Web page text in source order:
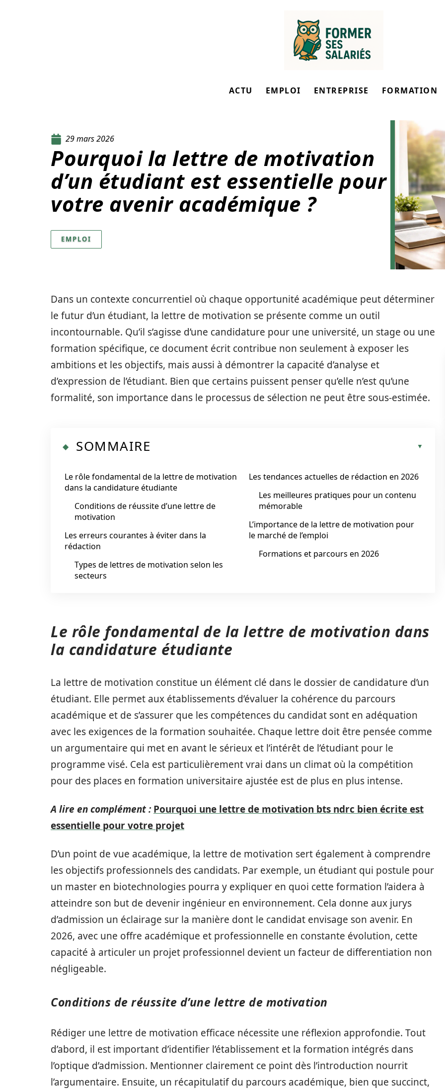
ACTU EMPLOI ENTREPRISE FORMATION
29 mars 2026
Pourquoi la lettre de motivation
d’un étudiant est essentielle pour
votre avenir académique ?
EMPLOI
Dans un contexte concurrentiel où chaque opportunité académique peut déterminer
le futur d’un étudiant, la lettre de motivation se présente comme un outil
incontournable. Qu’il s’agisse d’une candidature pour une université, un stage ou une
formation spécifique, ce document écrit contribue non seulement à exposer les
ambitions et les objectifs, mais aussi à démontrer la capacité d’analyse et
d’expression de l’étudiant. Bien que certains puissent penser qu’elle n’est qu’une
formalité, son importance dans le processus de sélection ne peut être sous-estimée.
SOMMAIRE
Le rôle fondamental de la lettre de motivation
dans la candidature étudiante
Conditions de réussite d’une lettre de
motivation
Les erreurs courantes à éviter dans la
rédaction
Types de lettres de motivation selon les
secteurs
Les tendances actuelles de rédaction en 2026
Les meilleures pratiques pour un contenu
mémorable
L’importance de la lettre de motivation pour
le marché de l’emploi
Formations et parcours en 2026
Le rôle fondamental de la lettre de motivation dans
la candidature étudiante
La lettre de motivation constitue un élément clé dans le dossier de candidature d’un
étudiant. Elle permet aux établissements d’évaluer la cohérence du parcours
académique et de s’assurer que les compétences du candidat sont en adéquation
avec les exigences de la formation souhaitée. Chaque lettre doit être pensée comme
un argumentaire qui met en avant le sérieux et l’intérêt de l’étudiant pour le
programme visé. Cela est particulièrement vrai dans un climat où la compétition
pour des places en formation universitaire ajustée est de plus en plus intense.
A lire en complément : Pourquoi une lettre de motivation bts ndrc bien écrite est
essentielle pour votre projet
D’un point de vue académique, la lettre de motivation sert également à comprendre
les objectifs professionnels des candidats. Par exemple, un étudiant qui postule pour
un master en biotechnologies pourra y expliquer en quoi cette formation l’aidera à
atteindre son but de devenir ingénieur en environnement. Cela donne aux jurys
d’admission un éclairage sur la manière dont le candidat envisage son avenir. En
2026, avec une offre académique et professionnelle en constante évolution, cette
capacité à articuler un projet professionnel devient un facteur de differentiation non
négligeable.
Conditions de réussite d’une lettre de motivation
Rédiger une lettre de motivation efficace nécessite une réflexion approfondie. Tout
d’abord, il est important d’identifier l’établissement et la formation intégrés dans
l’optique d’admission. Mentionner clairement ce point dès l’introduction nourrit
l’argumentaire. Ensuite, un récapitulatif du parcours académique, bien que succinct,